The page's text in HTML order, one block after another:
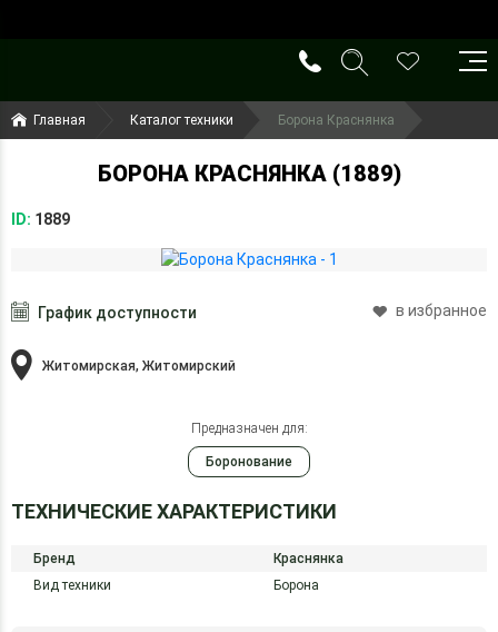
(099) 644-79-22
(050) 416-93-27
Главная Каталог техники Борона Краснянка
БОРОНА КРАСНЯНКА (1889)
ID: 1889
График доступности в избранное
Житомирская, Житомирский
Предназначен для:
Боронование
ТЕХНИЧЕСКИЕ ХАРАКТЕРИСТИКИ
Бренд
Краснянка
Вид техники
Борона